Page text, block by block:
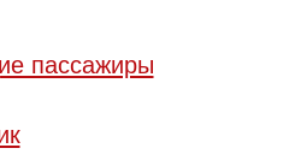
пассажиры